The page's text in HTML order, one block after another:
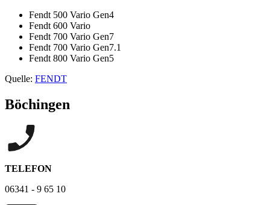
Fendt 500 Vario Gen4
Fendt 600 Vario
Fendt 700 Vario Gen7
Fendt 700 Vario Gen7.1
Fendt 800 Vario Gen5
Quelle: FENDT
Böchingen
TELEFON
06341 - 9 65 10